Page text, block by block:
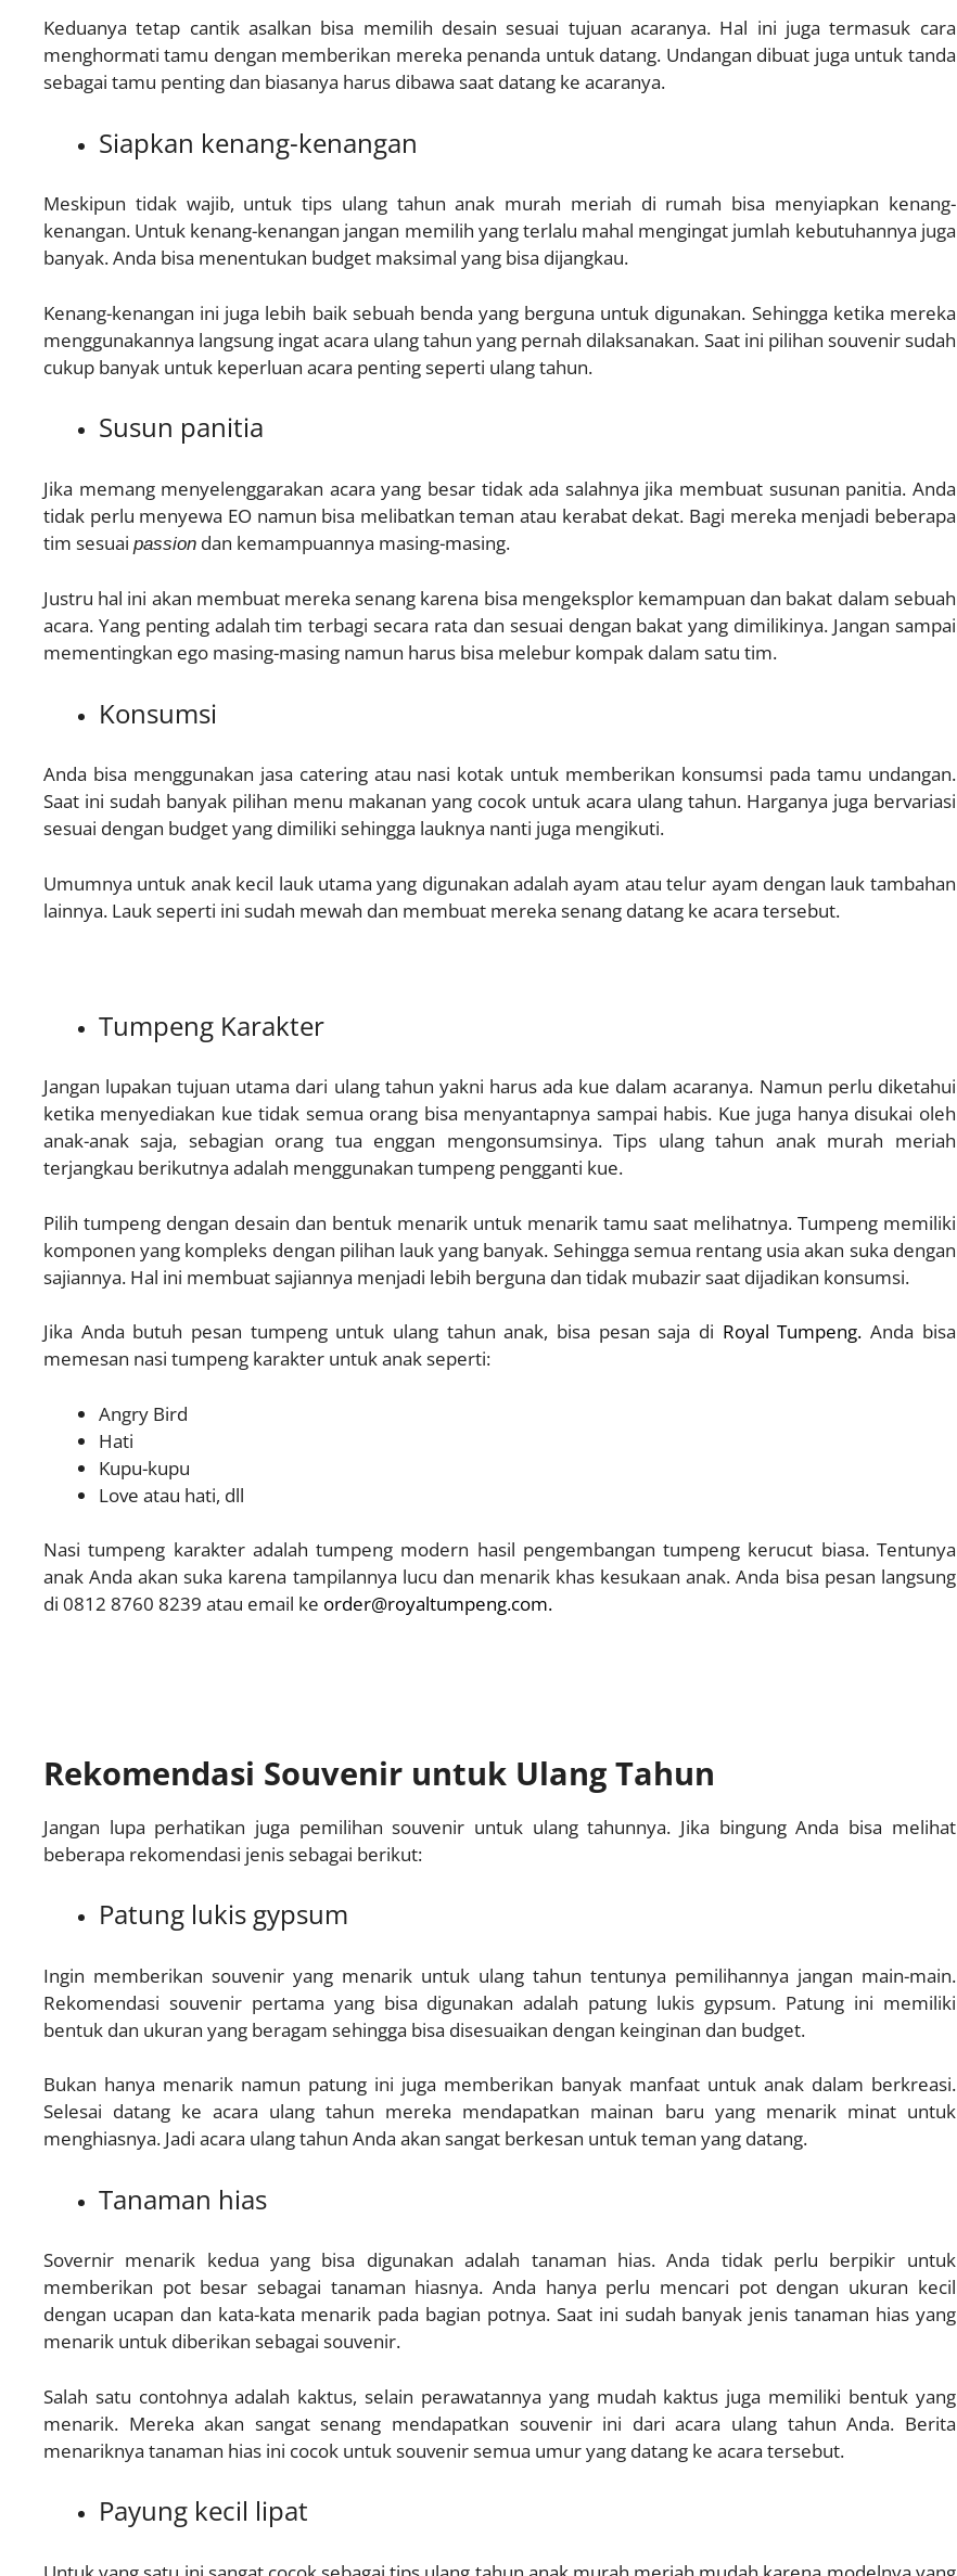
Keduanya tetap cantik asalkan bisa memilih desain sesuai tujuan acaranya. Hal ini juga termasuk cara
menghormati tamu dengan memberikan mereka penanda untuk datang. Undangan dibuat juga untuk tanda
sebagai tamu penting dan biasanya harus dibawa saat datang ke acaranya.
Siapkan kenang-kenangan
Meskipun tidak wajib, untuk tips ulang tahun anak murah meriah di rumah bisa menyiapkan kenang-
kenangan. Untuk kenang-kenangan jangan memilih yang terlalu mahal mengingat jumlah kebutuhannya juga
banyak. Anda bisa menentukan budget maksimal yang bisa dijangkau.
Kenang-kenangan ini juga lebih baik sebuah benda yang berguna untuk digunakan. Sehingga ketika mereka
menggunakannya langsung ingat acara ulang tahun yang pernah dilaksanakan. Saat ini pilihan souvenir sudah
cukup banyak untuk keperluan acara penting seperti ulang tahun.
Susun panitia
Jika memang menyelenggarakan acara yang besar tidak ada salahnya jika membuat susunan panitia. Anda
tidak perlu menyewa EO namun bisa melibatkan teman atau kerabat dekat. Bagi mereka menjadi beberapa
tim sesuai passion dan kemampuannya masing-masing.
Justru hal ini akan membuat mereka senang karena bisa mengeksplor kemampuan dan bakat dalam sebuah
acara. Yang penting adalah tim terbagi secara rata dan sesuai dengan bakat yang dimilikinya. Jangan sampai
mementingkan ego masing-masing namun harus bisa melebur kompak dalam satu tim.
Konsumsi
Anda bisa menggunakan jasa catering atau nasi kotak untuk memberikan konsumsi pada tamu undangan.
Saat ini sudah banyak pilihan menu makanan yang cocok untuk acara ulang tahun. Harganya juga bervariasi
sesuai dengan budget yang dimiliki sehingga lauknya nanti juga mengikuti.
Umumnya untuk anak kecil lauk utama yang digunakan adalah ayam atau telur ayam dengan lauk tambahan
lainnya. Lauk seperti ini sudah mewah dan membuat mereka senang datang ke acara tersebut.
Tumpeng Karakter
Jangan lupakan tujuan utama dari ulang tahun yakni harus ada kue dalam acaranya. Namun perlu diketahui
ketika menyediakan kue tidak semua orang bisa menyantapnya sampai habis. Kue juga hanya disukai oleh
anak-anak saja, sebagian orang tua enggan mengonsumsinya. Tips ulang tahun anak murah meriah
terjangkau berikutnya adalah menggunakan tumpeng pengganti kue.
Pilih tumpeng dengan desain dan bentuk menarik untuk menarik tamu saat melihatnya. Tumpeng memiliki
komponen yang kompleks dengan pilihan lauk yang banyak. Sehingga semua rentang usia akan suka dengan
sajiannya. Hal ini membuat sajiannya menjadi lebih berguna dan tidak mubazir saat dijadikan konsumsi.
Jika Anda butuh pesan tumpeng untuk ulang tahun anak, bisa pesan saja di Royal Tumpeng. Anda bisa
memesan nasi tumpeng karakter untuk anak seperti:
Angry Bird
Hati
Kupu-kupu
Love atau hati, dll
Nasi tumpeng karakter adalah tumpeng modern hasil pengembangan tumpeng kerucut biasa. Tentunya
anak Anda akan suka karena tampilannya lucu dan menarik khas kesukaan anak. Anda bisa pesan langsung
di 0812 8760 8239 atau email ke order@royaltumpeng.com.
Rekomendasi Souvenir untuk Ulang Tahun
Jangan lupa perhatikan juga pemilihan souvenir untuk ulang tahunnya. Jika bingung Anda bisa melihat
beberapa rekomendasi jenis sebagai berikut:
Patung lukis gypsum
Ingin memberikan souvenir yang menarik untuk ulang tahun tentunya pemilihannya jangan main-main.
Rekomendasi souvenir pertama yang bisa digunakan adalah patung lukis gypsum. Patung ini memiliki
bentuk dan ukuran yang beragam sehingga bisa disesuaikan dengan keinginan dan budget.
Bukan hanya menarik namun patung ini juga memberikan banyak manfaat untuk anak dalam berkreasi.
Selesai datang ke acara ulang tahun mereka mendapatkan mainan baru yang menarik minat untuk
menghiasnya. Jadi acara ulang tahun Anda akan sangat berkesan untuk teman yang datang.
Tanaman hias
Sovernir menarik kedua yang bisa digunakan adalah tanaman hias. Anda tidak perlu berpikir untuk
memberikan pot besar sebagai tanaman hiasnya. Anda hanya perlu mencari pot dengan ukuran kecil
dengan ucapan dan kata-kata menarik pada bagian potnya. Saat ini sudah banyak jenis tanaman hias yang
menarik untuk diberikan sebagai souvenir.
Salah satu contohnya adalah kaktus, selain perawatannya yang mudah kaktus juga memiliki bentuk yang
menarik. Mereka akan sangat senang mendapatkan souvenir ini dari acara ulang tahun Anda. Berita
menariknya tanaman hias ini cocok untuk souvenir semua umur yang datang ke acara tersebut.
Payung kecil lipat
←